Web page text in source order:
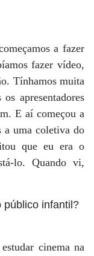
a fazer
fazer vídeo,
Tínhamos muita
apresentadores
E aí começou a
a uma coletiva do
que eu era o
lo. Quando vi,
público infantil?
cinema na